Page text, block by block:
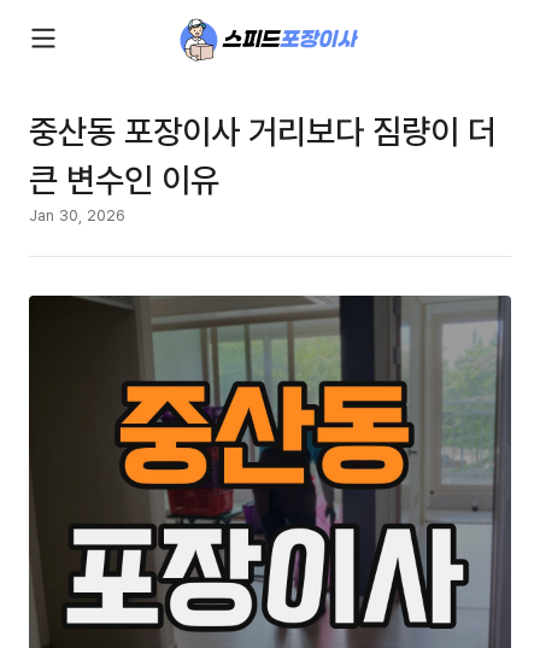
중산동 포장이사 거리보다 짐량이 더
큰 변수인 이유
Jan 30, 2026